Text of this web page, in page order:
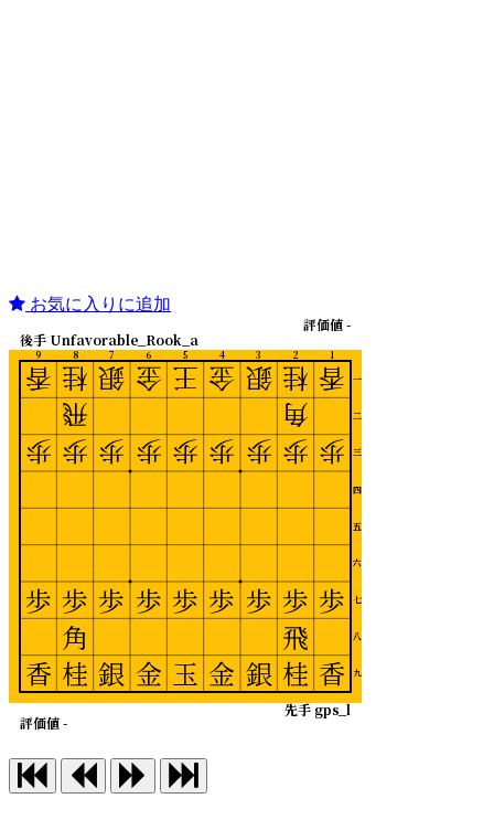
お気に入りに追加
1
2
3
4
5
6
7
8
9
一
二
三
四
五
六
七
八
九
先手 gps_l
後手 Unfavorable_Rook_a
評価値 -
評価値 -
香
歩
歩
香
桂
角
歩
歩
飛
桂
銀
歩
歩
銀
金
歩
歩
金
王
歩
歩
玉
金
歩
歩
金
銀
歩
歩
銀
桂
飛
歩
歩
角
桂
香
歩
歩
香